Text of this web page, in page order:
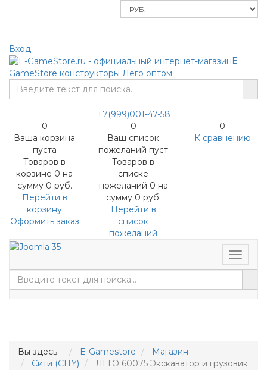
Вход
E-
GameStore конструкторы Лего оптом
+7(999)001-47-58
0
Ваша корзина
пуста
Товаров в
корзине 0 на
сумму 0 руб.
Перейти в
корзину
Оформить заказ
0
Ваш список
пожеланий пуст
Товаров в
списке
пожеланий 0 на
сумму 0 руб.
Перейти в
список
пожеланий
0
К сравнению
Меню
Вы здесь: E-Gamestore
Магазин
Сити (CITY)
ЛЕГО 60075 Экскаватор и грузовик